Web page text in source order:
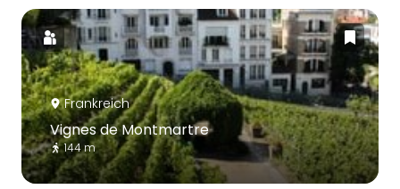
Frankreich
Vignes de Montmartre
144 m